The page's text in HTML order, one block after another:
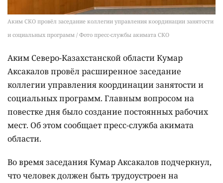
Аким СКО провёл заседание коллегии управления координации занятости
и социальных программ / Фото пресс-службы акимата СКО
Аким Северо-Казахстанской области Кумар
Аксакалов провёл расширенное заседание
коллегии управления координации занятости и
социальных программ. Главным вопросом на
повестке дня было создание постоянных рабочих
мест. Об этом сообщает пресс-служба акимата
области.
Во время заседания Кумар Аксакалов подчеркнул,
что человек должен быть трудоустроен на